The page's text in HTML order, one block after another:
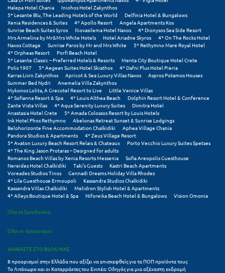
Τζουμέρκα
Τήνος
Τολό
Τριζόνια Φωκίδος
Τρίκαλα
Τρίκαλα Κορινθίας
Τρίπολη
Τυρός
Υ
Ύδρα
Φ
Φλώρινα
Halepa Hotel Chania
Iniohos Hotel Zakynthos
5* Lesante Blu, The Leading Hotels of the World
Delfinia Hotel & Bungalows
Xenia Residences & Suites
4* Apollo Resort
Angela Apartments Kos
Sunrise Beach Suites Syros
Iliovasilema Hotel Naxos
4* Dionysos Sea Side Resort
Mrs Armelina by Mr&Mrs White Hotels
Hotel Ariadne Skyros
4* On The Rocks Hotel
Naxos Cottage
Sunrise Paros by Mr and Mrs White
5* Rethymno Mare Royal Hotel
4* Orpheas Resort
Porfi Beach Hotel
5* Lesante Classic – Preferred Hotels & Resorts
Menta City Boutique Hotel Crete
Polis 1907
5* Aegean Suites Hotel Skiathos
4* Dafni Plus Hotel Pieria
Karras Livin Zakynthos
Apricot & Sea Luxury Villas Naxos
Aspros Potamos Houses
Summer Bed Nydri
Anemelia Villa Zakynthos
Mykonos Lolita, A Grecotel Resort to Live
Little Venice Villas
4* Sofianna Resort & Spa
4* Louis Althea Beach
Dolphin Resort Hotel & Conference
Zante Vista Villas
4* Aqua Serenity Luxury Suites
Dimitra Hotel
Anastasia Hotel Crete
5* Amada Colossos Resort by Louis Hotels
Ink Hotel Phos Rethymno
Abelonas Retreat Sunset & Sunrise Lodgings
Belohorizonte Fine Accommodation Chalkidiki
Aphea Village Chania
Pandora Studios & Apartments
4* Zeus Village Resort
5* Avaton Luxury Beach Resort Relais & Chateaux
Porto Vecchio Luxury Suites Spetses
4* The King Jason Protaras – Designed for adults
Romanos Beach Villas by Xenia Resorts Messenia
Sofia Areopolis Guesthouse
Nereides Hotel Chalkidiki
Taki's Guests
Kastri Beach Apartments
Voreades Studios Tinos
Gennadi Dreams Holiday Villa Rhodes
4* Lila Guesthouse Ermoupoli
Kassandra Studios Chalkidiki
Kassandra Villas Chalkidiki
Melidron Stylish Hotel & Apartments
4* Alleys Boutique Hotel & Spa
Niforeika Beach Hotel & Bungalows Vision Omonia
Όλα τα ξενοδοχεία
Όλοι οι προορισμοί
ΔΙΑΒΑΣΤΕ ΣΤΟ BLOG ΜΑΣ
8 προορισμοί στην Ελλάδα που αξίζει να επισκεφθείς για τα ΠΟΠ προϊόντα τους
Το Λιτόχωρο και οι Καταρράκτες του Ενιπέα: Οδηγός για μια αξέχαστη εκδρομή